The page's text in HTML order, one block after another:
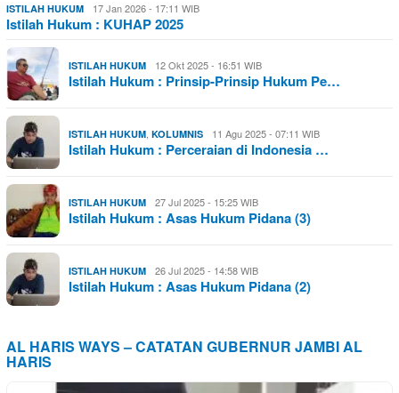
ISTILAH HUKUM 17 Jan 2026 - 17:11 WIB
Istilah Hukum : KUHAP 2025
ISTILAH HUKUM 12 Okt 2025 - 16:51 WIB
Istilah Hukum : Prinsip-Prinsip Hukum Pe…
ISTILAH HUKUM, KOLUMNIS 11 Agu 2025 - 07:11 WIB
Istilah Hukum : Perceraian di Indonesia …
ISTILAH HUKUM 27 Jul 2025 - 15:25 WIB
Istilah Hukum : Asas Hukum Pidana (3)
ISTILAH HUKUM 26 Jul 2025 - 14:58 WIB
Istilah Hukum : Asas Hukum Pidana (2)
AL HARIS WAYS – CATATAN GUBERNUR JAMBI AL
HARIS